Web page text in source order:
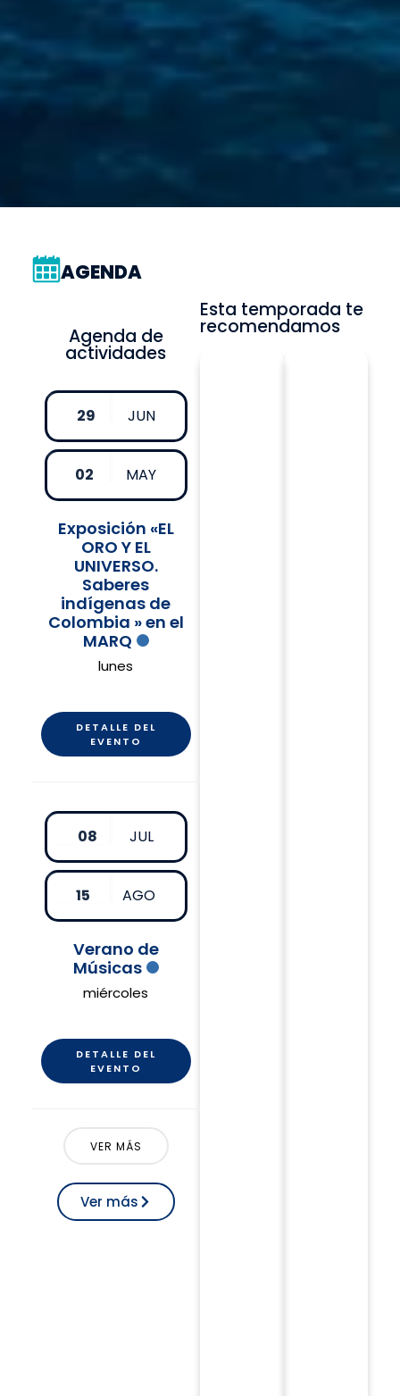
AGENDA
Esta temporada te
recomendamos
Agenda de
actividades
29 JUN
02 MAY
Exposición «EL
ORO Y EL
UNIVERSO.
Saberes
indígenas de
Colombia » en el
MARQ
lunes
DETALLE DEL
EVENTO
08 JUL
15 AGO
Verano de
Músicas
miércoles
DETALLE DEL
EVENTO
VER MÁS
Ver más